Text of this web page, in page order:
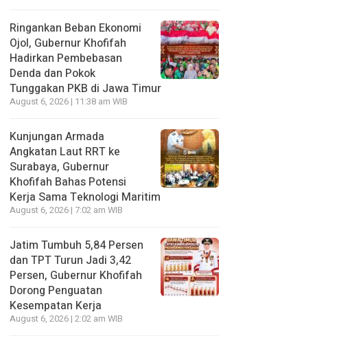
Ringankan Beban Ekonomi
Ojol, Gubernur Khofifah
Hadirkan Pembebasan
Denda dan Pokok
Tunggakan PKB di Jawa Timur
August 6, 2026 | 11:38 am WIB
Kunjungan Armada
Angkatan Laut RRT ke
Surabaya, Gubernur
Khofifah Bahas Potensi
Kerja Sama Teknologi Maritim
August 6, 2026 | 7:02 am WIB
Jatim Tumbuh 5,84 Persen
dan TPT Turun Jadi 3,42
Persen, Gubernur Khofifah
Dorong Penguatan
Kesempatan Kerja
August 6, 2026 | 2:02 am WIB